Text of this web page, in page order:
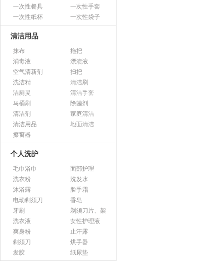
一次性餐具
一次性手套
一次性纸杯
一次性袋子
清洁用品
抹布
拖把
消毒液
漂渍液
空气清新剂
扫把
洗洁精
清洁刷
洁厕灵
清洁手套
马桶刷
除菌剂
清洁剂
家庭清洁
清洁用品
地面清洁
擦窗器
个人洗护
毛巾浴巾
面部护理
洗衣粉
洗发水
沐浴露
脸手霜
电动剃须刀
香皂
牙刷
剃须刀片、架
洗衣液
女性护理液
爽身粉
止汗露
剃须刀
烘手器
发胶
纸尿垫